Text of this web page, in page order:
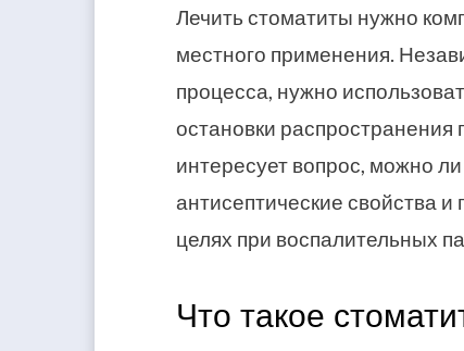
Лечить стоматиты нужно
местного применения.
процесса, нужно
остановки
интересует вопрос, можно
антисептические свойства
целях при воспалительных
Что такое